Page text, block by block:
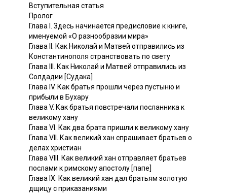
Вступительная статья
Пролог
Глава I. Здесь начинается предисловие к книге,
именуемой «О разнообразии мира»
Глава II. Как Николай и Матвей отправились из
Константинополя странствовать по свету
Глава III. Как Николай и Матвей отправились из
Солдадии [Судака]
Глава IV. Как братья прошли через пустыню и
прибыли в Бухару
Глава V. Как братья повстречали посланника к
великому хану
Глава VI. Как два брата пришли к великому хану
Глава VII. Как великий хан спрашивает братьев о
делах христиан
Глава VIII. Как великий хан отправляет братьев
послами к римскому апостолу [папе]
Глава IX. Как великий хан дал братьям золотую
дщицу с приказаниями